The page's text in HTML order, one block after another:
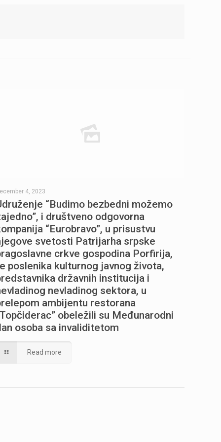
4, 2023
“Budimo bezbedni možemo
i društveno odgovorna
“Eurobravo”, u prisustvu
svetosti Patrijarha srpske
crkve gospodina Porfirija,
poslenika kulturnog javnog života,
državnih institucija i
nevladinog sektora, u
ambijentu restorana
obeležili su Međunarodni
osoba sa invaliditetom
Read more